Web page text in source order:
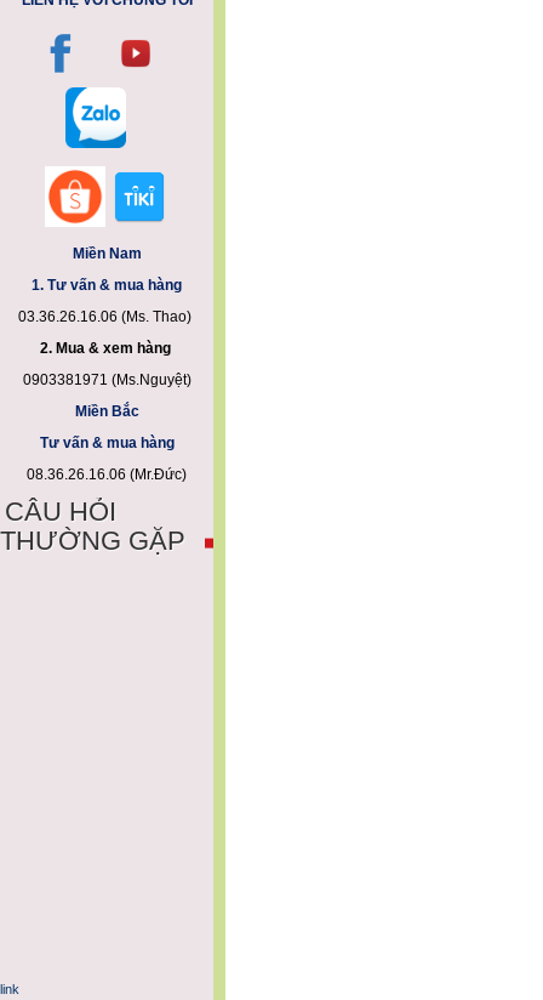
Miền Nam
1. Tư vấn & mua hàng
03.36.26.16.06 (Ms. Thao)
2. Mua & xem hàng
0903381971 (Ms.Nguyệt)
Miền Bắc
Tư vấn & mua hàng
08.36.26.16.06 (Mr.Đức)
CÂU HỎI
THƯỜNG GẶP
link